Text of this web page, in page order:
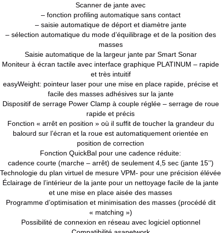
Scanner de jante avec
– fonction profiling automatique sans contact
– saisie automatique de déport et diamètre jante
– sélection automatique du mode d’équilibrage et de la position des
masses
Saisie automatique de la largeur jante par Smart Sonar
Moniteur à écran tactile avec interface graphique PLATINUM – rapide
et très intuitif
easyWeight: pointeur laser pour une mise en place rapide, précise et
facile des masses adhésives sur la jante
Dispositif de serrage Power Clamp à couple réglée – serrage de roue
rapide et précis
Fonction « arrêt en position » où il suffit de toucher la grandeur du
balourd sur l’écran et la roue est automatiquement orientée en
position de correction
Fonction QuickBal pour une cadence réduite:
cadence courte (marche – arrêt) de seulement 4,5 sec (jante 15’’)
Technologie du plan virtuel de mesure VPM- pour une précision élévée
Éclairage de l’intérieur de la jante pour un nettoyage facile de la jante
et une mise en place aisée des masses
Programme d’optimisation et minimisation des masses (procédé dit
« matching »)
Possibilité de connexion en réseau avec logiciel optionnel